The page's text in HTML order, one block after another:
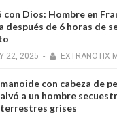
con Dios: Hombre en
después de 6 horas de
22, 2025 - EXTRANOTIX
con cabeza de
a un hombre
grises